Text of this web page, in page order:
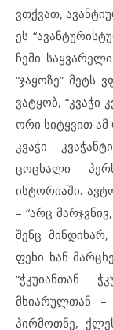
ვთქვათ,
ეს
ჩემი
“ჯაყოზე”
ვატყობ, “კვაჭი
ორი სიტყვით ამ
კვაჭი
ცოცხალი
ისტორიაში.
– “არც
შენც მინდიხარ,
ფეხი ხან
“ჭკუიანთან
მხიარულთან
პირმოთნე,